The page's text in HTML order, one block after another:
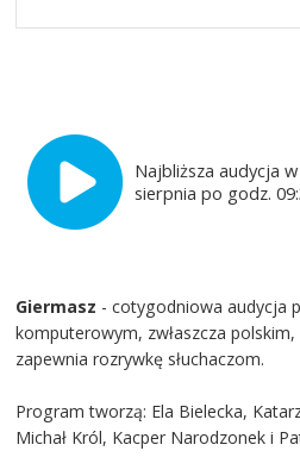
Najbliższa audycja
sierpnia po godz.
Giermasz - cotygodniowa audycja
komputerowym, zwłaszcza
zapewnia rozrywkę słuchaczom.
Program tworzą: Ela Bielecka,
Michał Król, Kacper Narodzonek i